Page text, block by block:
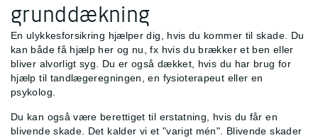
grunddækning
En ulykkesforsikring hjælper dig, hvis du kommer til skade. Du
kan både få hjælp her og nu, fx hvis du brækker et ben eller
bliver alvorligt syg. Du er også dækket, hvis du har brug for
hjælp til tandlægeregningen, en fysioterapeut eller en
psykolog.
Du kan også være berettiget til erstatning, hvis du får en
blivende skade. Det kalder vi et "varigt mén". Blivende skader